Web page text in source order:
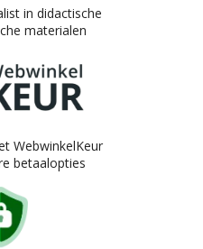
in didactische
materialen
WebwinkelKeur
betaalopties